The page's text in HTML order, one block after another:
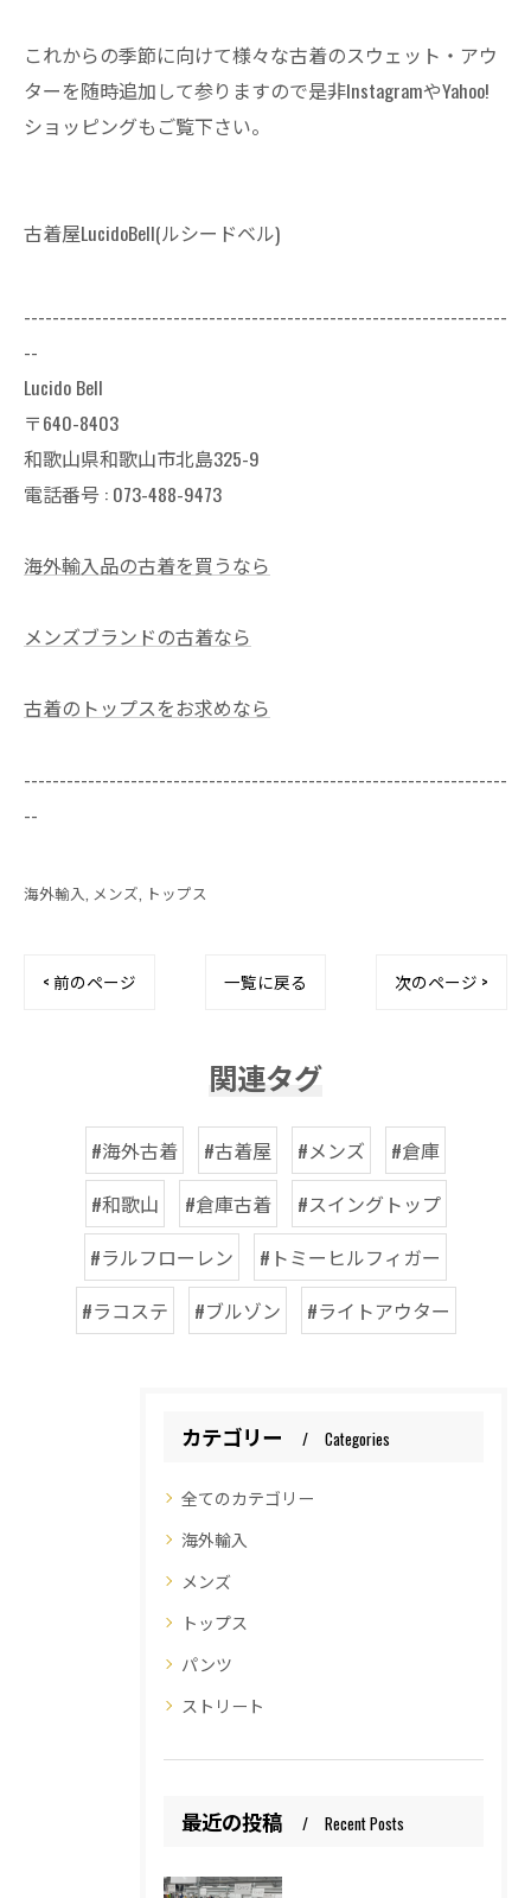
これからの季節に向けて様々な古着のスウェット・アウ
ターを随時追加して参りますので是非InstagramやYahoo!
ショッピングもご覧下さい。
古着屋LucidoBell(ルシードベル)
--------------------------------------------------------------------
--
Lucido Bell
〒640-8403
和歌山県和歌山市北島325-9
電話番号 : 073-488-9473
海外輸入品の古着を買うなら
メンズブランドの古着なら
古着のトップスをお求めなら
--------------------------------------------------------------------
--
海外輸入 メンズ トップス
< 前のページ 一覧に戻る 次のページ >
関連タグ
#海外古着 #古着屋 #メンズ
#倉庫
#和歌山
#倉庫古着
#スイングトップ
#ラルフローレン
#トミーヒルフィガー
#ラコステ
#ブルゾン #ライトアウター
カテゴリー Categories
全てのカテゴリー
海外輸入
メンズ
トップス
パンツ
ストリート
最近の投稿 Recent Posts